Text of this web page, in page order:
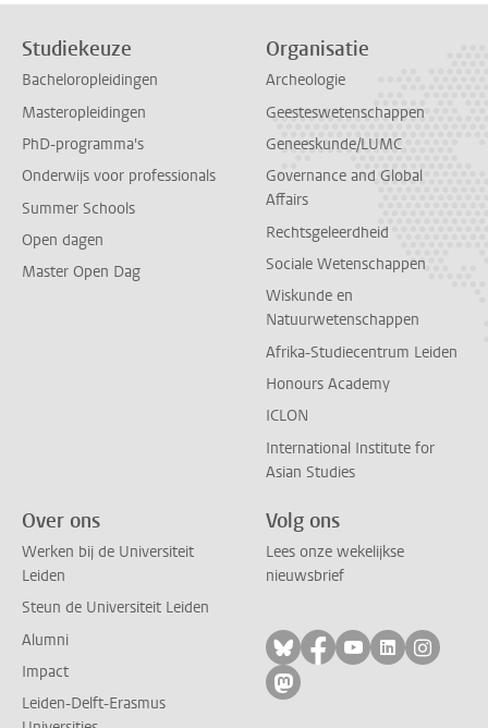
Studiekeuze
Bacheloropleidingen
Masteropleidingen
PhD-programma's
Onderwijs voor professionals
Summer Schools
Open dagen
Master Open Dag
Organisatie
Archeologie
Geesteswetenschappen
Geneeskunde/LUMC
Governance and Global
Affairs
Rechtsgeleerdheid
Sociale Wetenschappen
Wiskunde en
Natuurwetenschappen
Afrika-Studiecentrum Leiden
Honours Academy
ICLON
International Institute for
Asian Studies
Over ons
Werken bij de Universiteit
Leiden
Steun de Universiteit Leiden
Alumni
Impact
Leiden-Delft-Erasmus
Volg ons
Lees onze wekelijkse
nieuwsbrief
Volg ons op bluesky
Volg ons op
Volg ons op
Volg ons
Volg
Volg ons op mastodon